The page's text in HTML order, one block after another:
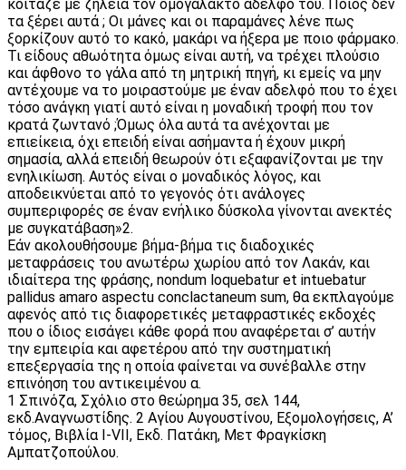
κοίταζε με ζήλεια τον ομογάλακτο αδελφό του. Ποιος δεν
τα ξέρει αυτά ; Οι μάνες και οι παραμάνες λένε πως
ξορκίζουν αυτό το κακό, μακάρι να ήξερα με ποιο φάρμακο.
Τι είδους αθωότητα όμως είναι αυτή, να τρέχει πλούσιο
και άφθονο το γάλα από τη μητρική πηγή, κι εμείς να μην
αντέχουμε να το μοιραστούμε με έναν αδελφό που το έχει
τόσο ανάγκη γιατί αυτό είναι η μοναδική τροφή που τον
κρατά ζωντανό ;Όμως όλα αυτά τα ανέχονται με
επιείκεια, όχι επειδή είναι ασήμαντα ή έχουν μικρή
σημασία, αλλά επειδή θεωρούν ότι εξαφανίζονται με την
ενηλικίωση. Αυτός είναι ο μοναδικός λόγος, και
αποδεικνύεται από το γεγονός ότι ανάλογες
συμπεριφορές σε έναν ενήλικο δύσκολα γίνονται ανεκτές
με συγκατάβαση»2.
Εάν ακολουθήσουμε βήμα-βήμα τις διαδοχικές
μεταφράσεις του ανωτέρω χωρίου από τον Λακάν, και
ιδιαίτερα της φράσης, nondum loquebatur et intuebatur
pallidus amaro aspectu conclactaneum sum, θα εκπλαγούμε
αφενός από τις διαφορετικές μεταφραστικές εκδοχές
που ο ίδιος εισάγει κάθε φορά που αναφέρεται σ’ αυτήν
την εμπειρία και αφετέρου από την συστηματική
επεξεργασία της η οποία φαίνεται να συνέβαλλε στην
επινόηση του αντικειμένου α.
1 Σπινόζα, Σχόλιο στο θεώρημα 35, σελ 144,
εκδ.Αναγνωστίδης. 2 Αγίου Αυγουστίνου, Εξομολογήσεις, Α’
τόμος, Βιβλία Ι-VΙΙ, Εκδ. Πατάκη, Μετ Φραγκίσκη
Αμπατζοπούλου.